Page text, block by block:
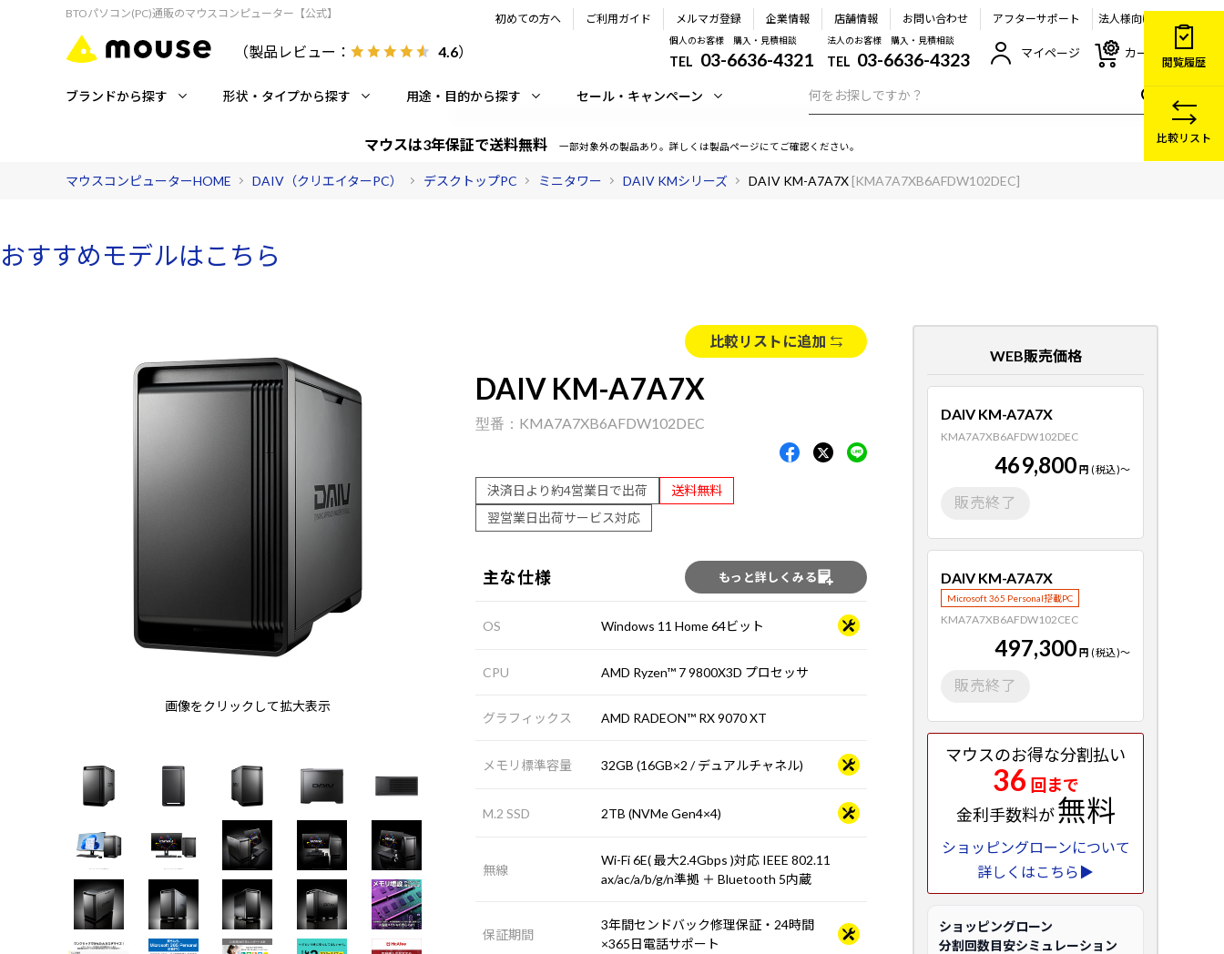
BTOパソコン(PC)通販のマウスコンピューター【公式】
（製品レビュー： 4.6）
初めての方へ ご利用ガイド メルマガ登録 企業情報 店舗情報 お問い合わせ アフターサポート 法人様向け
個人のお客様 購入・見積相談
TEL 03-6636-4321
法人のお客様 購入・見積相談
TEL 03-6636-4323 マイページ カート
ブランドから探す 形状・タイプから探す 用途・目的から探す セール・キャンペーン
マウスは3年保証で送料無料 一部対象外の製品あり。詳しくは製品ページにてご確認ください。
マウスコンピューターHOME DAIV（クリエイターPC） デスクトップPC ミニタワー DAIV KMシリーズ DAIV KM-A7A7X [KMA7A7XB6AFDW102DEC]
おすすめモデルはこちら
画像をクリックして拡大表示
比較リストに追加
DAIV KM-A7A7X
KMA7A7XB6AFDW102DEC
決済日より約4営業日で出荷
送料無料
翌営業日出荷サービス対応
主な仕様 もっと詳しくみる
OS Windows 11 Home 64ビット
CPU AMD Ryzen™ 7 9800X3D プロセッサ
グラフィックス AMD RADEON™ RX 9070 XT
メモリ標準容量 32GB (16GB×2 / デュアルチャネル)
M.2 SSD 2TB (NVMe Gen4×4)
無線
Wi-Fi 6E( 最大2.4Gbps )対応 IEEE 802.11
ax/ac/a/b/g/n準拠 ＋ Bluetooth 5内蔵
保証期間
3年間センドバック修理保証・24時間
×365日電話サポート
WEB販売価格
DAIV KM-A7A7X
KMA7A7XB6AFDW102DEC
469,800 円 (税込)～
販売終了
DAIV KM-A7A7X
Microsoft 365 Personal搭載PC
KMA7A7XB6AFDW102CEC
497,300 円 (税込)～
販売終了
マウスのお得な分割払い
36 回まで
金利手数料が無料
ショッピングローンについて
詳しくはこちら▶
ショッピングローン
分割回数目安シミュレーション
閲覧履歴
比較リスト